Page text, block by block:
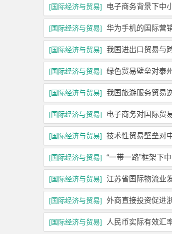
[国际经济与贸易] 电子商务背景下中
[国际经济与贸易] 华为手机的国际营
[国际经济与贸易] 我国进出口贸易与
[国际经济与贸易] 绿色贸易壁垒对泰
[国际经济与贸易] 我国旅游服务贸易
[国际经济与贸易] 电子商务对国际贸
[国际经济与贸易] 技术性贸易壁垒对
[国际经济与贸易] “一带一路”框架下
[国际经济与贸易] 江苏省国际物流业
[国际经济与贸易] 外商直接投资促进
[国际经济与贸易] 人民币实际有效汇